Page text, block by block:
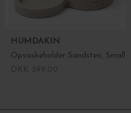
HUMDAKIN
Opvaskeholder Sandsten, Small